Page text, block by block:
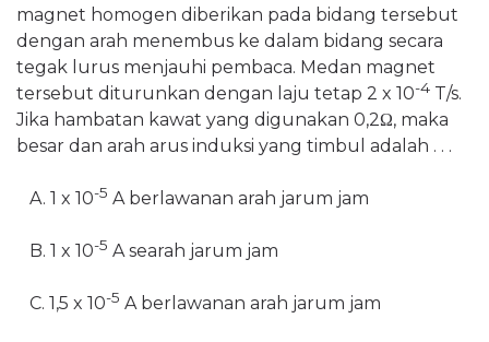
magnet homogen diberikan pada bidang tersebut
dengan arah menembus ke dalam bidang secara
tegak lurus menjauhi pembaca. Medan magnet
tersebut diturunkan dengan laju tetap 2 x 10-4 T/s.
Jika hambatan kawat yang digunakan 0,2Ω, maka
besar dan arah arus induksi yang timbul adalah . . .
A. 1 x 10-5 A berlawanan arah jarum jam
B. 1 x 10-5 A searah jarum jam
C. 1,5 x 10-5 A berlawanan arah jarum jam